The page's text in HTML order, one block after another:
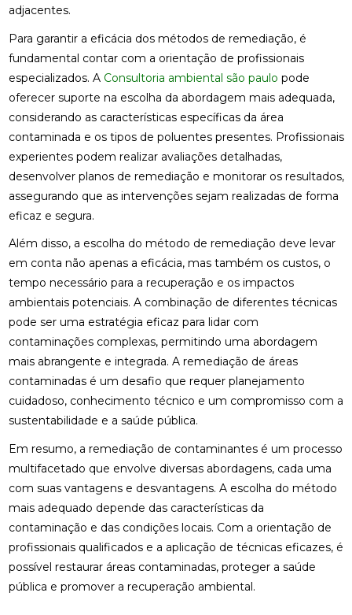
adjacentes.
Para garantir a eficácia dos métodos de remediação, é
fundamental contar com a orientação de profissionais
especializados. A Consultoria ambiental são paulo pode
oferecer suporte na escolha da abordagem mais adequada,
considerando as características específicas da área
contaminada e os tipos de poluentes presentes. Profissionais
experientes podem realizar avaliações detalhadas,
desenvolver planos de remediação e monitorar os resultados,
assegurando que as intervenções sejam realizadas de forma
eficaz e segura.
Além disso, a escolha do método de remediação deve levar
em conta não apenas a eficácia, mas também os custos, o
tempo necessário para a recuperação e os impactos
ambientais potenciais. A combinação de diferentes técnicas
pode ser uma estratégia eficaz para lidar com
contaminações complexas, permitindo uma abordagem
mais abrangente e integrada. A remediação de áreas
contaminadas é um desafio que requer planejamento
cuidadoso, conhecimento técnico e um compromisso com a
sustentabilidade e a saúde pública.
Em resumo, a remediação de contaminantes é um processo
multifacetado que envolve diversas abordagens, cada uma
com suas vantagens e desvantagens. A escolha do método
mais adequado depende das características da
contaminação e das condições locais. Com a orientação de
profissionais qualificados e a aplicação de técnicas eficazes, é
possível restaurar áreas contaminadas, proteger a saúde
pública e promover a recuperação ambiental.